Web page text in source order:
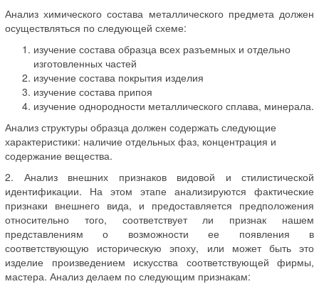
Анализ химического состава металлического предмета должен
осуществляться по следующей схеме:
изучение состава образца всех разъемных и отдельно
изготовленных частей
изучение состава покрытия изделия
изучение состава припоя
изучение однородности металлического сплава, минерала.
Анализ структуры образца должен содержать следующие
характеристики: наличие отдельных фаз, концентрация и
содержание вещества.
2. Анализ внешних признаков видовой и стилистической
идентификации. На этом этапе анализируются фактические
признаки внешнего вида, и предоставляется предположения
относительно того, соответствует ли признак нашем
представлениям о возможности ее появления в
соответствующую историческую эпоху, или может быть это
изделие произведением искусства соответствующей фирмы,
мастера. Анализ делаем по следующим признакам: